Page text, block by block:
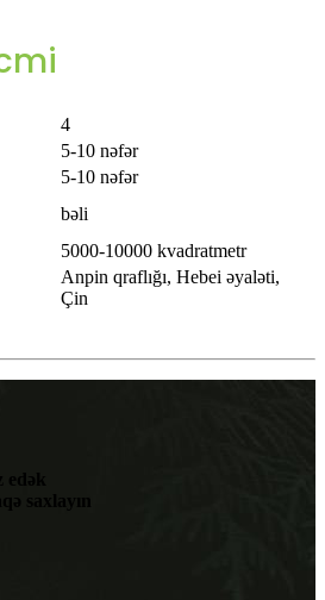
4
5-10 nəfər
5-10 nəfər
bəli
5000-10000 kvadratmetr
Anpin qraflığı, Hebei əyaləti,
Çin
saxlayın